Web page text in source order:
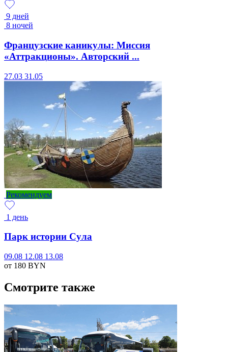
9 дней
8 ночей
Французские каникулы: Миссия
«Аттракционы». Авторский ...
27.03 31.05
Рекомендуем
1 день
Парк истории Сула
09.08 12.08 13.08
от 180 BYN
Смотрите также